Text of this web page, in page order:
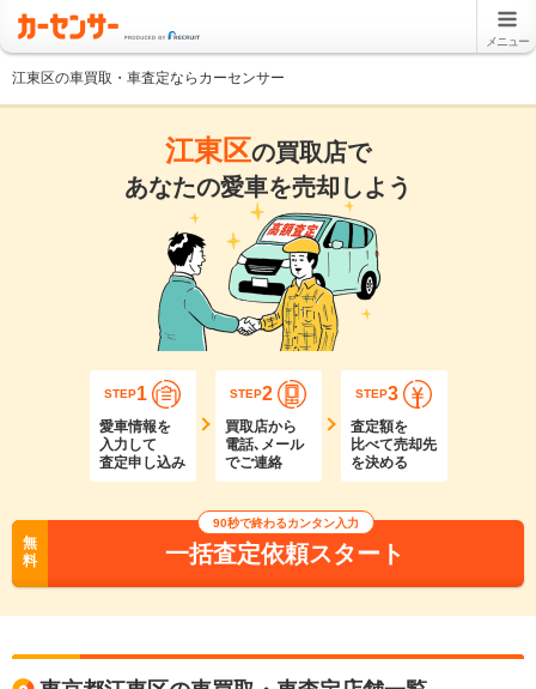
メニュー
江東区の車買取・車査定ならカーセンサー
江東区の買取店で
あなたの愛車を売却しよう
STEP1
愛車情報を
入力して
査定申し込み
STEP2
買取店から
電話､メール
でご連絡
STEP3
査定額を
比べて売却先
を決める
90秒で終わるカンタン入力
無
料
一括査定依頼スタート